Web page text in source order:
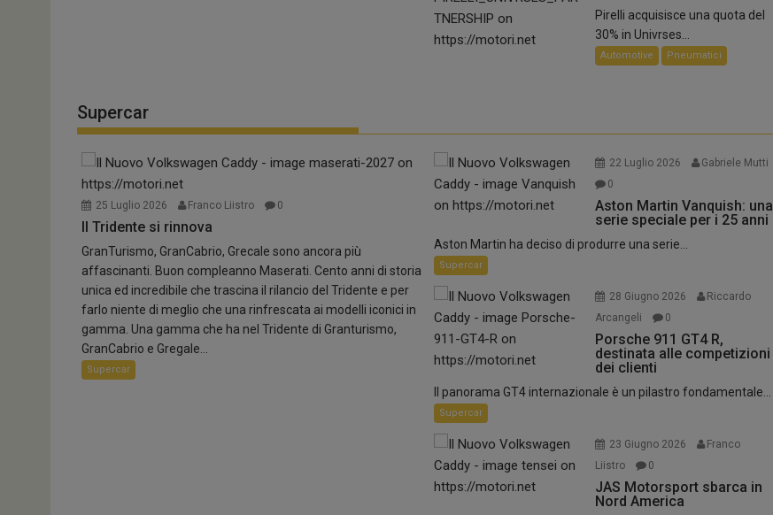
Ecologiche
8 Agosto 2026 Paolo Ferrini
Mercedes-Benz Italia amplia l’offerta pneumatici
Pirelli acquisisce una quota del
30% in Univrses...
Automotive Pneumatici
Supercar
25 Luglio 2026 Franco Liistro 0
Il Tridente si rinnova
GranTurismo, GranCabrio, Grecale sono ancora più
affascinanti. Buon compleanno Maserati. Cento anni di storia
unica ed incredibile che trascina il rilancio del Tridente e per
farlo niente di meglio che una rinfrescata ai modelli iconici in
gamma. Una gamma che ha nel Tridente di Granturismo,
GranCabrio e Gregale...
Supercar
22 Luglio 2026
Gabriele Mutti
0
Aston Martin Vanquish: una
serie speciale per i 25 anni
Aston Martin ha deciso di produrre una serie...
Supercar
28 Giugno 2026
Riccardo
Arcangeli
0
Porsche 911 GT4 R,
destinata alle competizioni
dei clienti
Il panorama GT4 internazionale è un pilastro fondamentale...
Supercar
23 Giugno 2026
Franco
Liistro
0
JAS Motorsport sbarca in
Nord America